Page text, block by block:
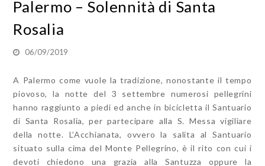
Palermo – Solennità di Santa
Rosalia
06/09/2019
A Palermo come vuole la tradizione, nonostante il tempo
piovoso, la notte del 3 settembre numerosi pellegrini
hanno raggiunto a piedi ed anche in bicicletta il Santuario
di Santa Rosalia, per partecipare alla S. Messa vigiliare
della notte. L’Acchianata, ovvero la salita al Santuario
situato sulla cima del Monte Pellegrino, è il rito con cui i
devoti chiedono una grazia alla Santuzza oppure la